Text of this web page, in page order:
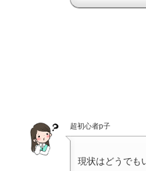
超初心者p子
現状はどうでも